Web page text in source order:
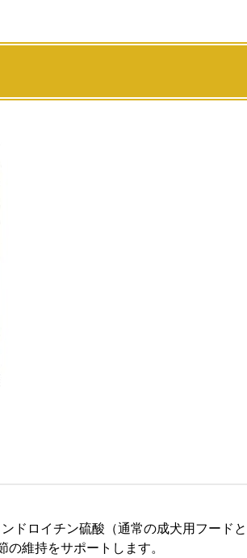
ドロイチン硫酸（通常の成犬用フードと
維持をサポートします。